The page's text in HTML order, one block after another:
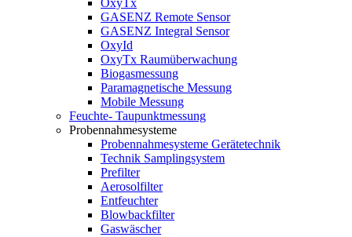
OxyTx
GASENZ Remote Sensor
GASENZ Integral Sensor
OxyId
OxyTx Raumüberwachung
Biogasmessung
Paramagnetische Messung
Mobile Messung
Feuchte- Taupunktmessung
Probennahmesysteme
Probennahmesysteme Gerätetechnik
Technik Samplingsystem
Prefilter
Aerosolfilter
Entfeuchter
Blowbackfilter
Gaswäscher